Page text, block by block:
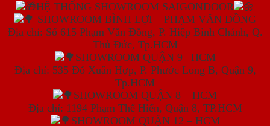
HỆ THỐNG SHOWROOM SAIGONDOOR
SHOWROOM BÌNH LỢI – PHẠM VĂN ĐỒNG
Địa chỉ: Số 615 Phạm Văn Đồng, P. Hiệp Bình Chánh, Q.
Thủ Đức, Tp.HCM
SHOWROOM QUẬN 9 –HCM
Địa chỉ: 535 Đỗ Xuân Hợp, P. Phước Long B, Quận 9,
Tp.HCM
SHOWROOM QUẬN 8 – HCM
Địa chỉ: 1194 Phạm Thế Hiển, Quận 8, TP.HCM
SHOWROOM QUẬN 12 – HCM